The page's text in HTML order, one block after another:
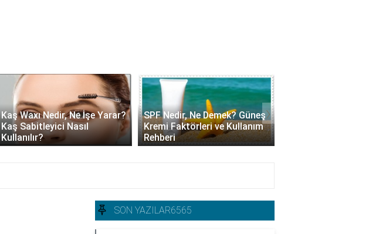
Kaş Waxı Nedir, Ne İşe Yarar?
Kaş Sabitleyici Nasıl
Kullanılır?
SPF Nedir, Ne Demek? Güneş
Kremi Faktörleri ve Kullanım
Rehberi
›
SON YAZILAR6565